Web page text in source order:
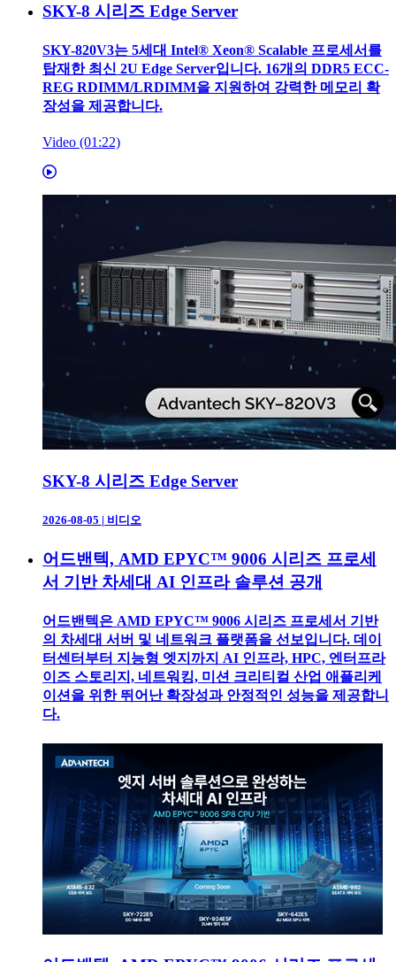
SKY-8 시리즈 Edge Server
SKY-820V3는 5세대 Intel® Xeon® Scalable 프로세서를
탑재한 최신 2U Edge Server입니다. 16개의 DDR5 ECC-
REG RDIMM/LRDIMM을 지원하여 강력한 메모리 확
장성을 제공합니다.
Video (01:22)
SKY-8 시리즈 Edge Server
2026-08-05 | 비디오
어드밴텍, AMD EPYC™ 9006 시리즈 프로세
서 기반 차세대 AI 인프라 솔루션 공개
어드밴텍은 AMD EPYC™ 9006 시리즈 프로세서 기반
의 차세대 서버 및 네트워크 플랫폼을 선보입니다. 데이
터센터부터 지능형 엣지까지 AI 인프라, HPC, 엔터프라
이즈 스토리지, 네트워킹, 미션 크리티컬 산업 애플리케
이션을 위한 뛰어난 확장성과 안정적인 성능을 제공합니
다.